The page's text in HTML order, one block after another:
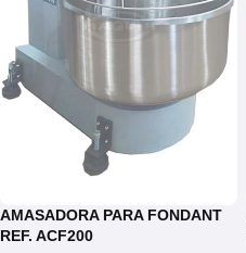
AMASADORA PARA FONDANT
REF. ACF200